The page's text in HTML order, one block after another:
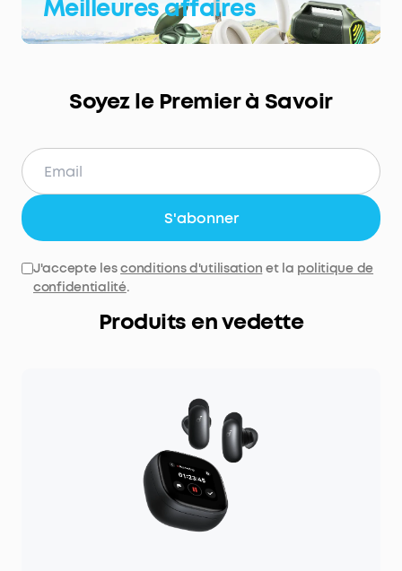
Meilleures affaires
Soyez le Premier à Savoir
S'abonner
J'accepte lesconditions d'utilisation et la politique de
confidentialité.
Produits en vedette